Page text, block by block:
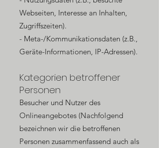
Webseiten, Interesse an Inhalten,
Zugriffszeiten).
- Meta-/Kommunikationsdaten (z.B.,
Geräte-Informationen, IP-Adressen).
Kategorien betroffener
Personen
Besucher und Nutzer des
Onlineangebotes (Nachfolgend
bezeichnen wir die betroffenen
Personen zusammenfassend auch als